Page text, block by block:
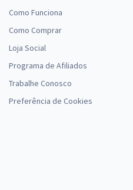
Como Funciona
Como Comprar
Loja Social
Programa de Afiliados
Trabalhe Conosco
Preferência de Cookies